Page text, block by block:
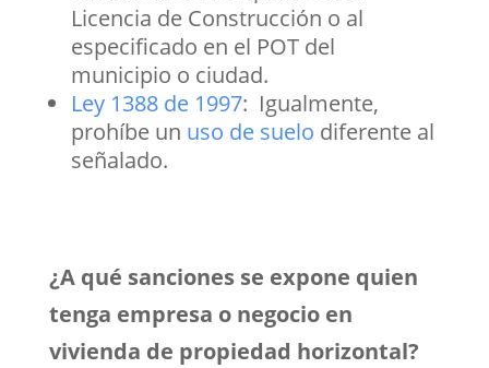
Licencia de Construcción o al
especificado en el POT del
municipio o ciudad.
Ley 1388 de 1997: Igualmente,
prohíbe un uso de suelo diferente al
señalado.
¿A qué sanciones se expone quien
tenga empresa o negocio en
vivienda de propiedad horizontal?